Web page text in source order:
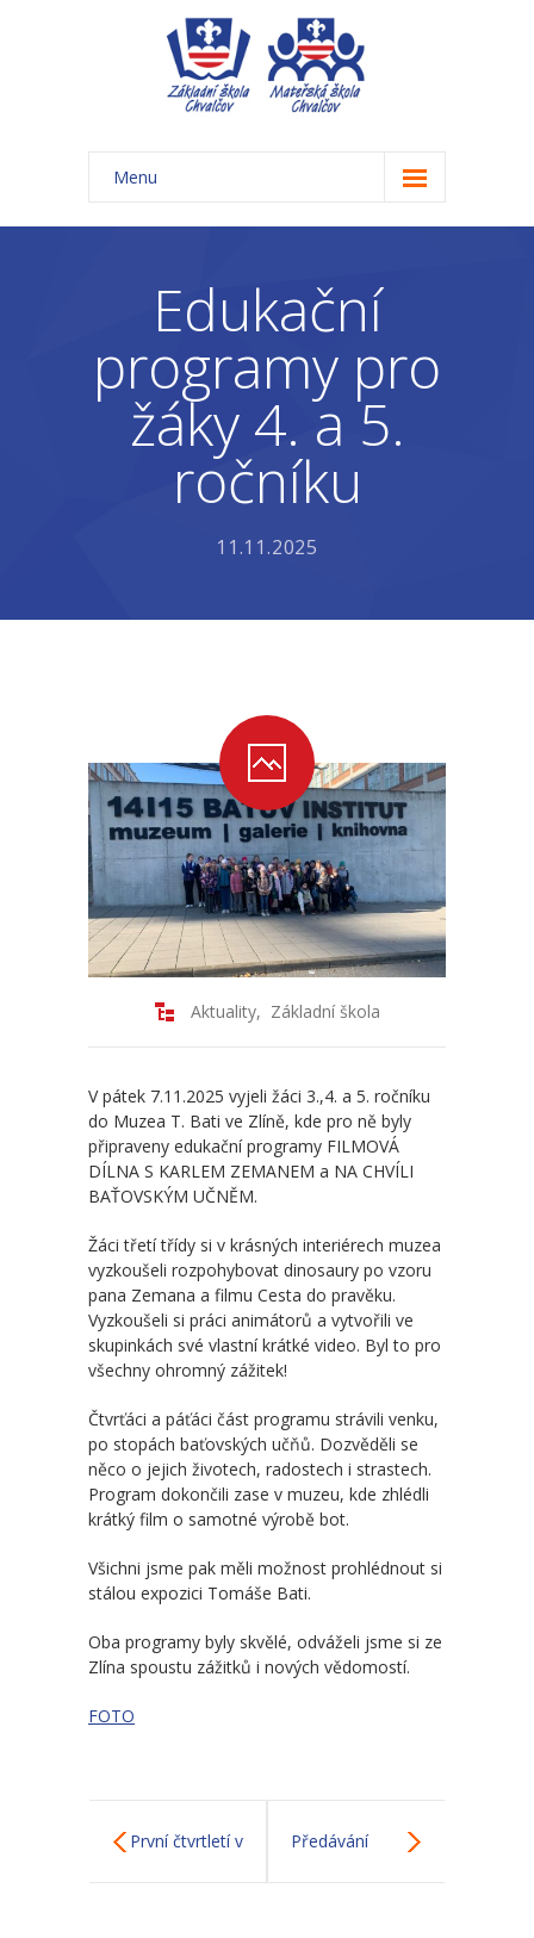
Menu
Úvod
-- Aktuality ZŠ
-- Třídy ZŠ
-- Organizace školního roku ZŠ
-- Časový rozvrh, přestávky
-- Školní vzdělávací program ZŠ
Mateřská škola
-- Aktuality MŠ
-- Uspořádání dne MŠ
-- Učitelé MŠ
-- Organizace školního roku MŠ
-- Zápis dětí do MŠ
-- Nadstandardní činnosti
-- Školní vzdělávací program MŠ
-- Fotogalerie MŠ
-- Aktuality a akce ŠD
-- Organizace školního roku ŠD
-- Vnitřní řád ŠD
-- Školní vzdělávací program ŠD
-- Fotogalerie ŠD
Jídelna
-- Jídelníček
-- Vnitřní řád ŠJ
-- Seznam alergenů
-- Úřední deska a dokumenty
Edukační
programy pro
žáky 4. a 5.
ročníku
11.11.2025
Aktuality, Základní škola
V pátek 7.11.2025 vyjeli žáci 3.,4. a 5. ročníku
do Muzea T. Bati ve Zlíně, kde pro ně byly
připraveny edukační programy FILMOVÁ
DÍLNA S KARLEM ZEMANEM a NA CHVÍLI
BAŤOVSKÝM UČNĚM.
Žáci třetí třídy si v krásných interiérech muzea
vyzkoušeli rozpohybovat dinosaury po vzoru
pana Zemana a filmu Cesta do pravěku.
Vyzkoušeli si práci animátorů a vytvořili ve
skupinkách své vlastní krátké video. Byl to pro
všechny ohromný zážitek!
Čtvrťáci a páťáci část programu strávili venku,
po stopách baťovských učňů. Dozvěděli se
něco o jejich životech, radostech i strastech.
Program dokončili zase v muzeu, kde zhlédli
krátký film o samotné výrobě bot.
Všichni jsme pak měli možnost prohlédnout si
stálou expozici Tomáše Bati.
Oba programy byly skvělé, odváželi jsme si ze
Zlína spoustu zážitků i nových vědomostí.
FOTO
První čtvrtletí v Předávání